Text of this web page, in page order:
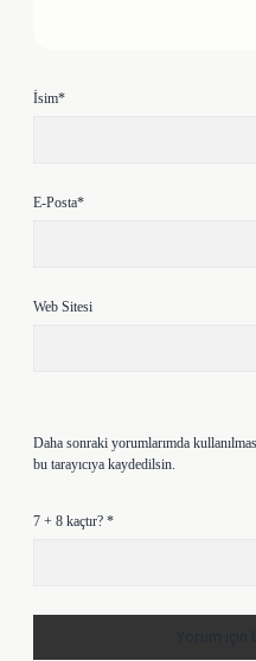
İsim*
E-Posta*
Web Sitesi
Daha sonraki yorumlarımda
bu tarayıcıya kaydedilsin.
7 + 8 kaçtır? *